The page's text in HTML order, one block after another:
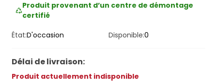
Produit provenant d’un centre de démontage
certifié
État:D'occasion Disponible:0
Délai de livraison:
Produit actuellement indisponible